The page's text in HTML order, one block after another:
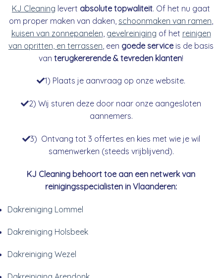
KJ Cleaning levert absolute topwaliteit. Of het nu gaat
om proper maken van daken, schoonmaken van ramen
kuisen van zonnepanelen gevelreiniging of het reinigen
van opritten, en terrassen , een goede serviceis de basis
van terugkererende & tevreden klanten!
1) Plaats je aanvraag op onze website.
2) Wij sturen deze door naar onze aangesloten
aannemers.
3) Ontvang tot 3 offertes en kies met wie je wil
samenwerken (steeds vrijblijvend).
KJ Cleaning behoort toe aan een netwerk van
reinigingsspecialisten in Vlaanderen:
Dakreiniging Lommel
Dakreiniging Holsbeek
Dakreiniging Wezel